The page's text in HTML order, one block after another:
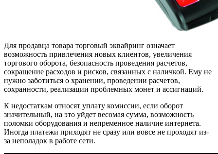
Для продавца товара торговый эквайринг означает
возможность привлечения новых клиентов, увеличения
торгового оборота, безопасность проведения расчетов,
сокращение расходов и рисков, связанных с наличкой. Ему не
нужно заботиться о хранении, проведении расчетов,
сохранности, реализации проблемных монет и ассигнаций.
К недостаткам относят уплату комиссии, если оборот
значительный, на это уйдет весомая сумма, возможность
поломки оборудования и непременное наличие интернета.
Иногда платежи приходят не сразу или вовсе не проходят из-
за неполадок в работе сети.